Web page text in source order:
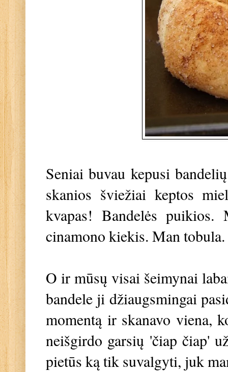
Seniai buvau kepusi
skanios šviežiai keptos
kvapas! Bandelės puikios.
cinamono kiekis. Man
O ir mūsų visai šeimynai
bandele ji džiaugsmingai
momentą ir skanavo viena,
neišgirdo garsių 'čiap čiap'
pietūs ką tik suvalgyti, juk